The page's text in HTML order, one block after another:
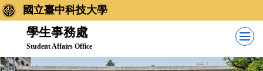
跳
到
內
國立臺中科技大學
學生事務處
Student Affairs Office